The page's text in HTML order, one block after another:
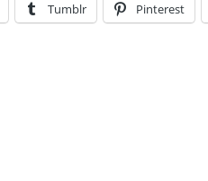
Tumblr Pinterest